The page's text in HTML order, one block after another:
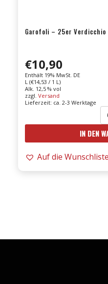
Garofoli – 25er Verdicchio
€10,90
Enthält 19% MwSt. DE
L (€14,53 / 1 L)
Alk. 12,5 % vol
zzgl. Versand
Lieferzeit: ca. 2-3 Werktage
IN DEN
Auf die Wunschliste